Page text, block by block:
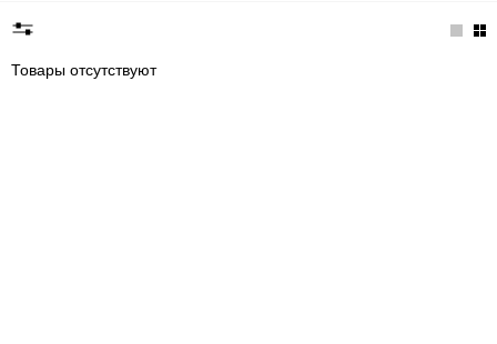
Товары отсутствуют